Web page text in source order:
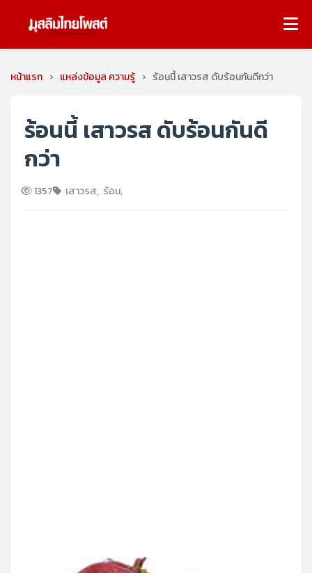
หน้าแรก › แหล่งข้อมูล ความรู้ › ร้อนนี้ เสาวรส ดับร้อนกันดีกว่า
ร้อนนี้ เสาวรส ดับร้อนกันดี
กว่า
1357 เสาวรส, ร้อน,